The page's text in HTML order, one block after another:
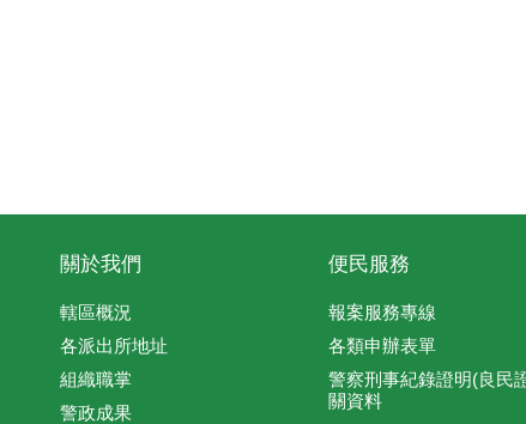
關於我們
轄區概況
各派出所地址
組織職掌
警政成果
便民服務
報案服務專線
各類申辦表單
警察刑事紀錄證明(良民
關資料